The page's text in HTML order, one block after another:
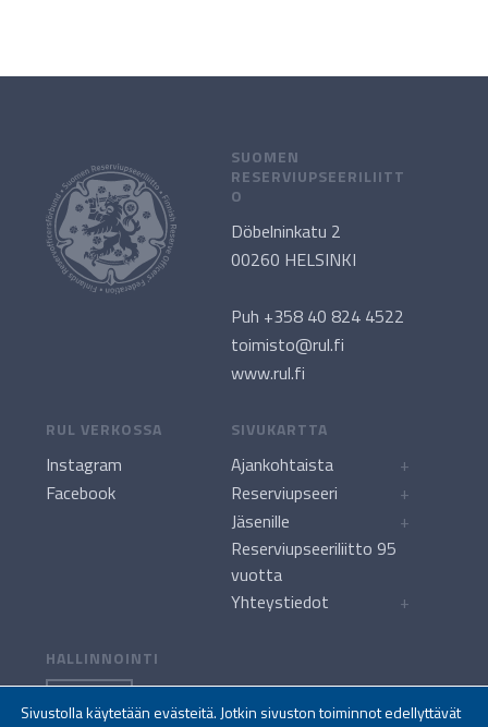
SUOMEN
RESERVIUPSEERILIITT
O
Döbelninkatu 2
00260 HELSINKI
Puh +358 40 824 4522
toimisto@rul.fi
www.rul.fi
RUL VERKOSSA
Instagram
Facebook
SIVUKARTTA
Ajankohtaista
+
Reserviupseeri
+
Jäsenille
+
Reserviupseeriliitto 95
vuotta
Yhteystiedot
+
HALLINNOINTI
Sivustolla käytetään evästeitä. Jotkin sivuston toiminnot edellyttävät